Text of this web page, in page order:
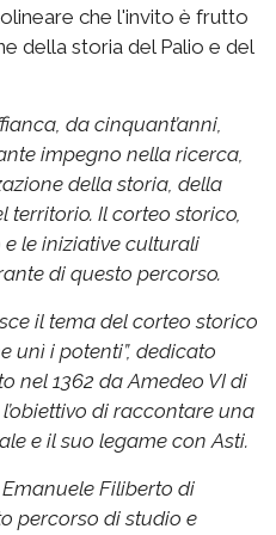
che l'invito è frutto
della storia del Palio e del
da cinquant’anni,
impegno nella ricerca,
della storia, della
territorio. Il corteo storico,
le iniziative culturali
di questo percorso.
il tema del corteo storico
unì i potenti”, dedicato
nel 1362 da Amedeo VI di
di raccontare una
e il suo legame con Asti.
Filiberto di
percorso di studio e